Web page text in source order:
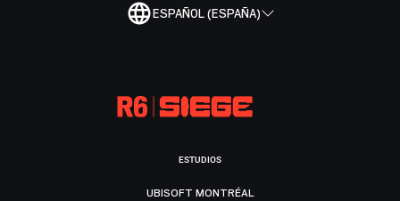
ESPAÑOL (ESPAÑA)
ESTUDIOS
UBISOFT MONTRÉAL